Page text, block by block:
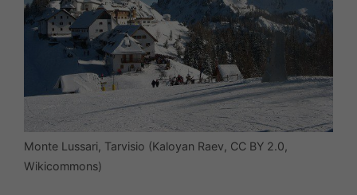
Monte Lussari, Tarvisio (Kaloyan Raev, CC BY 2.0,
Wikicommons)